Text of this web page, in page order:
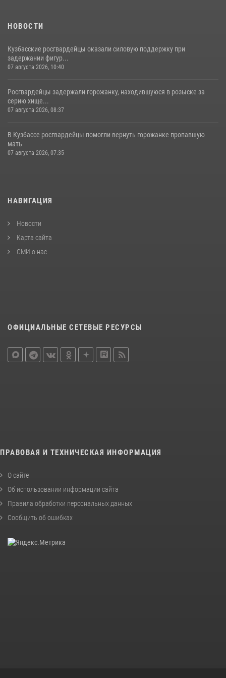
НОВОСТИ
Кузбасские росгвардейцы оказали силовую поддержку при
задержании фигур...
07 августа 2026, 10:40
Росгвардейцы задержали горожанку, находившуюся в розыске за
серию хище...
07 августа 2026, 08:37
В Кузбассе росгвардейцы помогли вернуть горожанке пропавшую
мать
07 августа 2026, 07:35
НАВИГАЦИЯ
Новости
Карта сайта
СМИ о нас
ОФИЦИАЛЬНЫЕ СЕТЕВЫЕ РЕСУРСЫ
ПРАВОВАЯ И ТЕХНИЧЕСКАЯ ИНФОРМАЦИЯ
О сайте
Об использовании информации сайта
Правила обработки персональных данных
Сообщить об ошибках